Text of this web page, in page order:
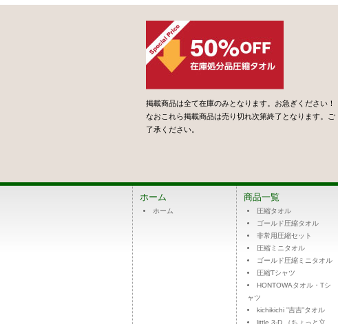
掲載商品は全て在庫のみとなります。お急ぎください！
なおこれら掲載商品は売り切れ次第終了となります。ご
了承ください。
ホーム
ホーム
商品一覧
圧縮タオル
ゴールド圧縮タオル
非常用圧縮セット
圧縮ミニタオル
ゴールド圧縮ミニタオル
圧縮Tシャツ
HONTOWAタオル・Tシ
ャツ
kichikichi ”吉吉”タオル